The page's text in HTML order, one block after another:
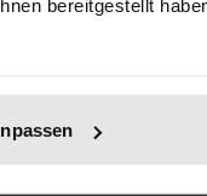
bereitgestellt